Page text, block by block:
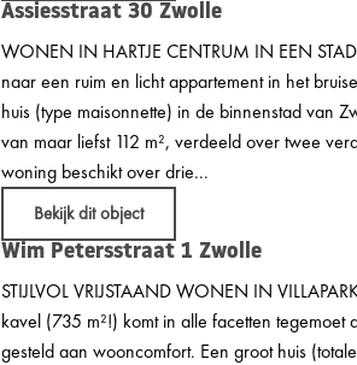
Assiesstraat 30 Zwolle
WONEN IN HARTJE CENTRUM IN EEN
naar een ruim en licht appartement in het
huis (type maisonnette) in de binnenstad van
van maar liefst 112 m², verdeeld over twee
woning beschikt over drie...
Bekijk dit object
Wim Petersstraat 1 Zwolle
STIJLVOL VRIJSTAAND WONEN IN
kavel (735 m²!) komt in alle facetten
gesteld aan wooncomfort. Een groot huis